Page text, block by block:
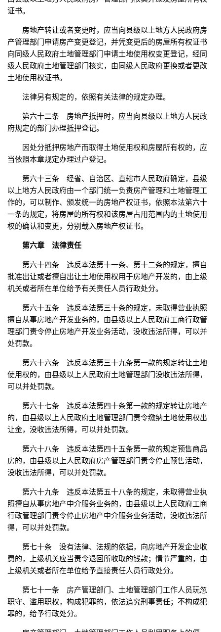
证书。
房地产转让或者变更时，应当向县级以上地方人民政府房
产管理部门申请房产变更登记，并凭变更后的房屋所有权证书
向同级人民政府土地管理部门申请土地使用权变更登记，经同
级人民政府土地管理部门核实，由同级人民政府更换或者更改
土地使用权证书。
法律另有规定的，依照有关法律的规定办理。
第六十二条 房地产抵押时，应当向县级以上地方人民政
府规定的部门办理抵押登记。
因处分抵押房地产而取得土地使用权和房屋所有权的，应
当依照本章规定办理过户登记。
第六十三条 经省、自治区、直辖市人民政府确定，县级
以上地方人民政府由一个部门统一负责房产管理和土地管理工
作的，可以制作、颁发统一的房地产权证书，依照本法第六十
一条的规定，将房屋的所有权和该房屋占用范围内的土地使用
权的确认和变更，分别载入房地产权证书。
第六章 法律责任
第六十四条 违反本法第十一条、第十二条的规定，擅自
批准出让或者擅自出让土地使用权用于房地产开发的，由上级
机关或者所在单位给予有关责任人员行政处分。
第六十五条 违反本法第三十条的规定，未取得营业执照
擅自从事房地产开发业务的，由县级以上人民政府工商行政管
理部门责令停止房地产开发业务活动，没收违法所得，可以并
处罚款。
第六十六条 违反本法第三十九条第一款的规定转让土地
使用权的，由县级以上人民政府土地管理部门没收违法所得，
可以并处罚款。
第六十七条 违反本法第四十条第一款的规定转让房地产
的，由县级以上人民政府土地管理部门责令缴纳土地使用权出
让金，没收违法所得，可以并处罚款。
第六十八条 违反本法第四十五条第一款的规定预售商品
房的，由县级以上人民政府房产管理部门责令停止预售活动，
没收违法所得，可以并处罚款。
第六十九条 违反本法第五十八条的规定，未取得营业执
照擅自从事房地产中介服务业务的，由县级以上人民政府工商
行政管理部门责令停止房地产中介服务业务活动，没收违法所
得，可以并处罚款。
第七十条 没有法律、法规的依据，向房地产开发企业收
费的，上级机关应当责令退回所收取的钱款；情节严重的，由
上级机关或者所在单位给予直接责任人员行政处分。
第七十一条 房产管理部门、土地管理部门工作人员玩忽
职守、滥用职权，构成犯罪的，依法追究刑事责任；不构成犯
罪的，给予行政处分。